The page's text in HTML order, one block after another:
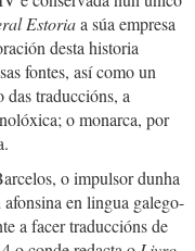
Estoriaa súa empresa
desta historia
fontes, así como un
das traduccións, a
o monarca, por
o impulsor dunha
en lingua galego-
a facer traduccións de